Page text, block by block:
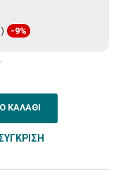
-9%
ΚΑΛΑΘΙ